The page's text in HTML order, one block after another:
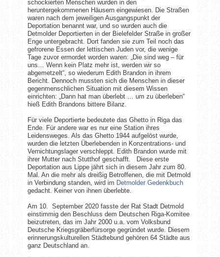
schockierten Menschen wurden in den
heruntergekommenen Häusern eingewiesen. Die Straßen
waren nach dem jeweiligen Ausgangspunkt der
Deportation benannt war, und so wurden auch die
Detmolder Deportierten in der Bielefelder Straße in großer
Enge untergebracht. Dort fanden sie zum Teil noch das
gefrorene Essen der lettischen Juden vor, die wenige
Tage zuvor ermordet worden waren: „Die sind weg – für
uns… Wenn kein Platz mehr ist, werden wir so
abgemetzelt“, so wiederum Edith Brandon in ihrem
Bericht. Dennoch mussten sich die Menschen in dieser
gegenmenschlichen Situation mit diesem Wissen
einrichten: „Dann hat man überlebt … um zu überleben“
hieß Edith Brandons bittere Bilanz.
Für viele Deportierte bedeutete das Ghetto in Riga das
Ende. Für andere war es nur eine Station ihres
Leidensweges. Als das Ghetto 1944 aufgelöst wurde,
wurden die letzten Überlebenden in Konzentrations- und
Vernichtungslager verschleppt. Edith Brandon wurde mit
ihrer Mutter nach Stutthof geschafft. Diese erste
Deportation aus Lippe jährt sich in diesem Jahr zum 80.
Mal. An die mehr als dreißig Betroffenen, die mit Detmold
in Verbindung standen, wird im Detmolder Gedenkbuch
gedacht. Keiner von ihnen überlebte.
Am 10. September 2020 fasste der Rat Stadt Detmold
einstimmig den Beschluss dem Deutschen Riga-Komitee
beizutreten, das im Jahr 2000 u.a. vom Volksbund
Deutsche Kriegsgräberfürsorge gegründet wurde. Diesem
erinnerungskulturellen Städtebund gehören 64 Städte aus
ganz Deutschland an.